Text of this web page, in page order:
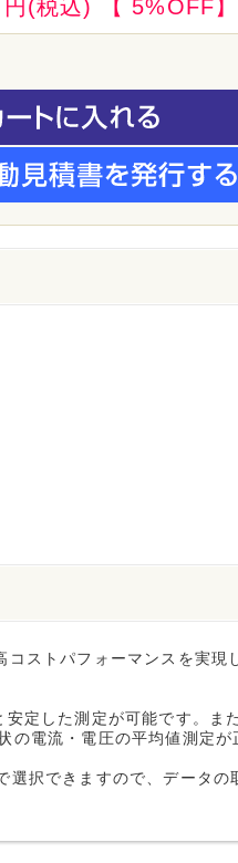
円(税込) 【 5%OFF】
ストパフォーマンスを実現
定した測定が可能です。ま
の電流・電圧の平均値測定が
択できますので、データの